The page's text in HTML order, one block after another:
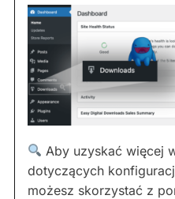
Aby uzyskać więcej
dotyczących
możesz skorzystać z